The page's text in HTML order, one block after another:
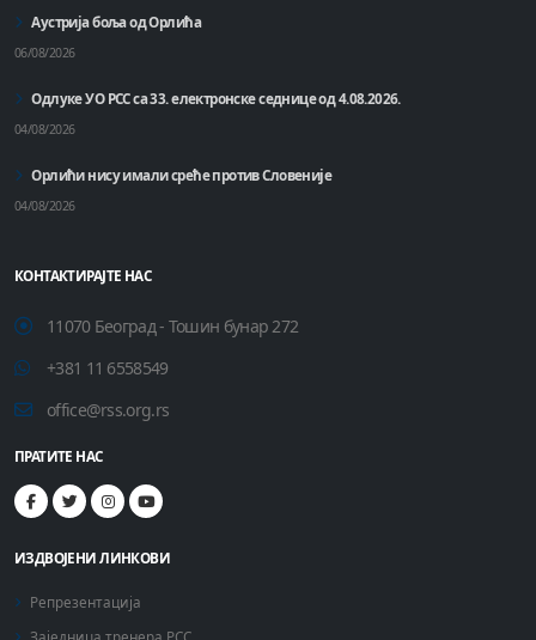
Аустрија боља од Орлића
06/08/2026
Одлуке УО РСС са 33. електронске седнице од 4.08.2026.
04/08/2026
Орлићи нису имали среће против Словеније
04/08/2026
КОНТАКТИРАЈТЕ НАС
11070 Београд - Тошин бунар 272
+381 11 6558549
office@rss.org.rs
ПРАТИТЕ НАС
ИЗДВОЈЕНИ ЛИНКОВИ
Репрезентација